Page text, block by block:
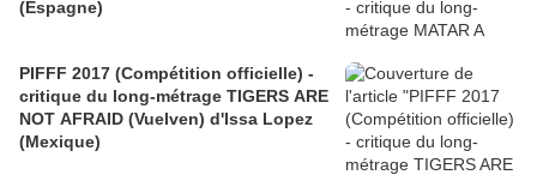
(Espagne)
PIFFF 2017 (Compétition officielle) -
critique du long-métrage TIGERS ARE
NOT AFRAID (Vuelven) d'Issa Lopez
(Mexique)